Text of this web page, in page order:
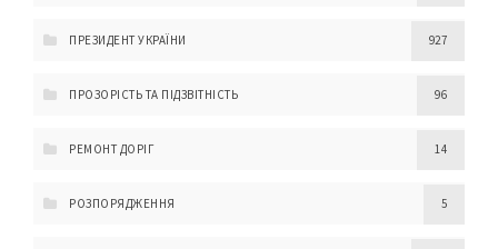
ПРЕЗИДЕНТ УКРАЇНИ 927
ПРОЗОРІСТЬ ТА ПІДЗВІТНІСТЬ 96
РЕМОНТ ДОРІГ 14
РОЗПОРЯДЖЕННЯ 5